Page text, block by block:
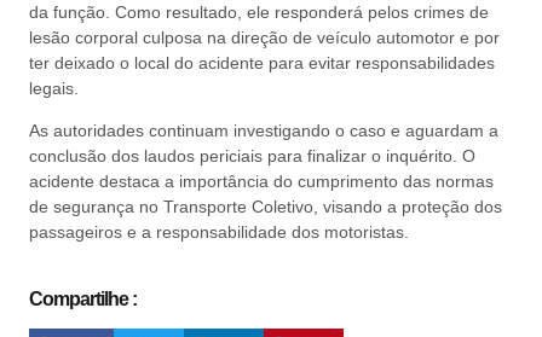
da função. Como resultado, ele responderá pelos crimes de
lesão corporal culposa na direção de veículo automotor e por
ter deixado o local do acidente para evitar responsabilidades
legais.
As autoridades continuam investigando o caso e aguardam a
conclusão dos laudos periciais para finalizar o inquérito. O
acidente destaca a importância do cumprimento das normas
de segurança no Transporte Coletivo, visando a proteção dos
passageiros e a responsabilidade dos motoristas.
Compartilhe :